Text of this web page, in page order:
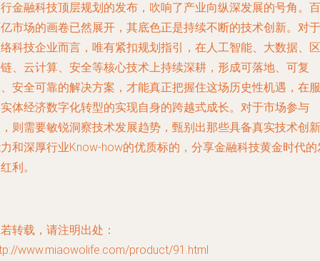
金融科技顶层规划的发布，吹响了产业向纵深发展的号角。百
市场的画卷已然展开，其底色正是持续不断的技术创新。对于
科技企业而言，唯有紧扣规划指引，在人工智能、大数据、区
、云计算、安全等核心技术上持续深耕，形成可落地、可复
安全可靠的解决方案，才能真正把握住这场历史性机遇，在服
体经济数字化转型的实现自身的跨越式成长。对于市场参与
则需要敏锐洞察技术发展趋势，甄别出那些具备真实技术创新
和深厚行业Know-how的优质标的，分享金融科技黄金时代的
利。
转载，请注明出处：
www.miaowolife.com/product/91.html